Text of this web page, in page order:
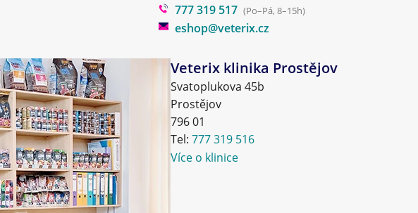
777 319 517 (Po–Pá, 8–15h)
eshop@veterix.cz
Veterix klinika Prostějov
Svatoplukova 45b
Prostějov
796 01
Tel: 777 319 516
Více o klinice